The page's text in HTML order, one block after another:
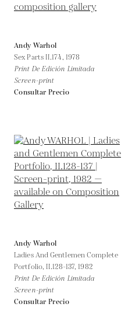
Andy Warhol
Sex Parts II.174, 1978
Print De Edición Limitada
Screen-print
Consultar Precio
Andy Warhol
Ladies And Gentlemen Complete
Portfolio, II.128-137,1982
Print De Edición Limitada
Screen-print
Consultar Precio